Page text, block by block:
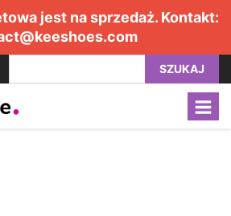
jest na sprzedaż. Kontakt:
SZUKAJ